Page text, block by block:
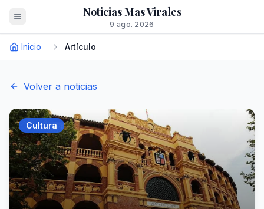
Noticias Mas Virales
9 ago. 2026
Inicio Artículo
Volver a noticias
Cultura